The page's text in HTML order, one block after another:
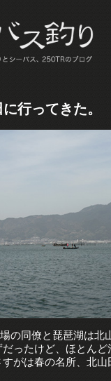
行ってきた。
の同僚と琵琶湖は北
ったけど、ほとんど
すがは春の名所、北